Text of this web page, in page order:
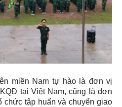
miền Nam tự hào là đơn vị
tại Việt Nam, cũng là đơn
chức tập huấn và chuyển giao